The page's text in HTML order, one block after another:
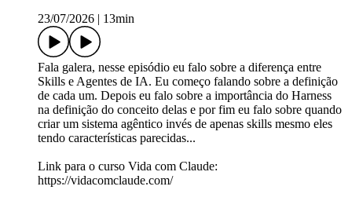
23/07/2026
13min
Fala galera, nesse episódio eu falo sobre a diferença entre
Skills e Agentes de IA. Eu começo falando sobre a definição
de cada um. Depois eu falo sobre a importância do Harness
na definição do conceito delas e por fim eu falo sobre quando
criar um sistema agêntico invés de apenas skills mesmo eles
tendo características parecidas...
Link para o curso Vida com Claude:
https://vidacomclaude.com/